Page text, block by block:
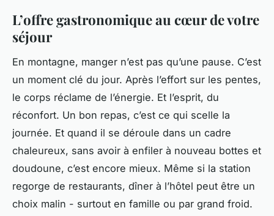
L’offre gastronomique au cœur de votre
séjour
En montagne, manger n’est pas qu’une pause. C’est
un moment clé du jour. Après l’effort sur les pentes,
le corps réclame de l’énergie. Et l’esprit, du
réconfort. Un bon repas, c’est ce qui scelle la
journée. Et quand il se déroule dans un cadre
chaleureux, sans avoir à enfiler à nouveau bottes et
doudoune, c’est encore mieux. Même si la station
regorge de restaurants, dîner à l’hôtel peut être un
choix malin - surtout en famille ou par grand froid.